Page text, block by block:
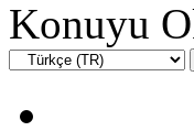
Konuyu